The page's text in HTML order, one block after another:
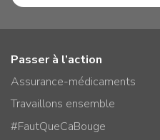
Passer à l’action
Assurance-médicaments
Travaillons ensemble
#FautQueCaBouge